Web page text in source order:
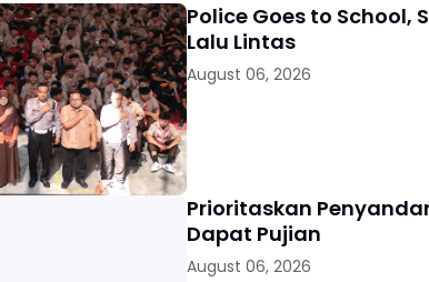
Police Goes to
Lalu Lintas
August 06, 2026
Prioritaskan
Dapat Pujian
August 06, 2026